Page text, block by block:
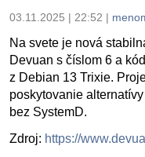
03.11.2025 | 22:52 |
Na svete je nová
Devuan s číslom 6 a
z Debian 13 Trixie.
poskytovanie
bez SystemD.
Zdroj: https://